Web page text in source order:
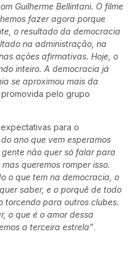
Guilherme Bellintani. O filme
fazer agora porque
o resultado da democracia
na administração, na
ações afirmativas. Hoje, o
inteiro. A democracia já
se aproximou mais da
promovida pelo grupo
para o
do ano que vem esperamos
não quer só falar para
queremos romper isso.
o que tem na democracia, o
saber, e o porquê de todo
torcendo para outros clubes.
o que é o amor dessa
a terceira estrela”.